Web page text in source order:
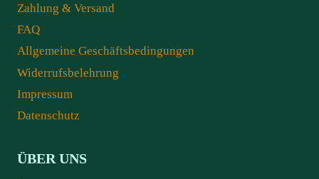
Zahlung & Versand
FAQ
Allgemeine Geschäftsbedingungen
Widerrufsbelehrung
Impressum
Datenschutz
ÜBER UNS